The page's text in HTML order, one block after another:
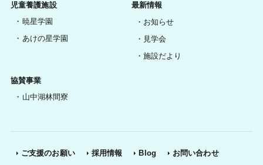
児童養護施設
暁星学園
あけの星学園
最新情報
お知らせ
見学会
施設だより
協賛事業
山中湖林間寮
ご支援のお願い 採用情報 Blog お問い合わせ